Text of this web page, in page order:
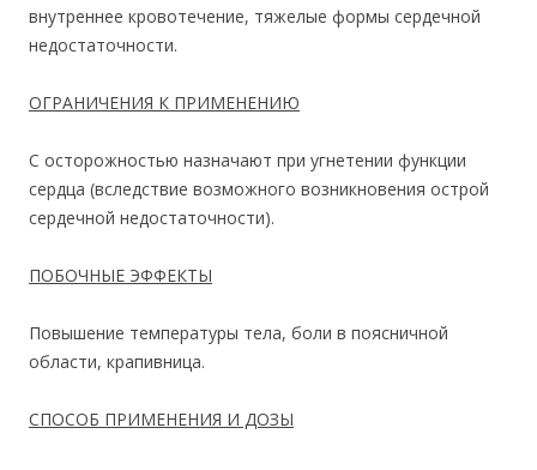
внутреннее кровотечение, тяжелые формы сердечной
недостаточности.
ОГРАНИЧЕНИЯ К ПРИМЕНЕНИЮ
С осторожностью назначают при угнетении функции
сердца (вследствие возможного возникновения острой
сердечной недостаточности).
ПОБОЧНЫЕ ЭФФЕКТЫ
Повышение температуры тела, боли в поясничной
области, крапивница.
СПОСОБ ПРИМЕНЕНИЯ И ДОЗЫ